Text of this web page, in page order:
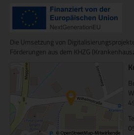
Die Umsetzung von
Förderungen aus dem KHZG